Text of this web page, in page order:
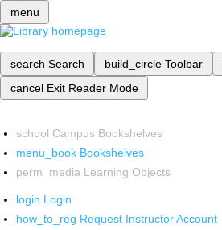
menu
search Search build_circle Toolbar
cancel Exit Reader Mode
school Campus Bookshelves
menu_book Bookshelves
perm_media Learning Objects
login Login
how_to_reg Request Instructor Account